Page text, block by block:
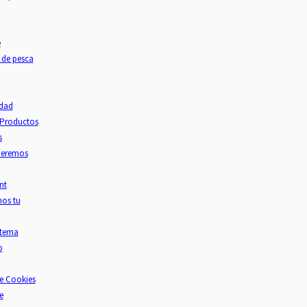
pesca
tu
Cookies